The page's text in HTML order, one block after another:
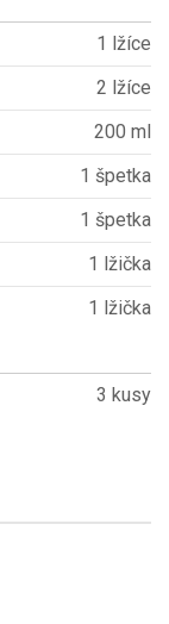
1 lžíce
2 lžíce
200 ml
1 špetka
1 špetka
1 lžička
1 lžička
3 kusy